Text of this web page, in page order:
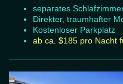
separates
Direkter, traumhafter
Kostenloser Parkplatz
ab ca. $185 pro Nacht